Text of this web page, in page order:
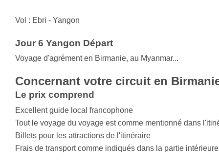
Vol : Ebri - Yangon
Jour 6 Yangon Départ
Voyage d'agrément en Birmanie, au Myanmar...
Concernant votre circuit en
Le prix comprend
Excellent guide local francophone
Tout le voyage du voyage est comme mentionné dans
Billets pour les attractions de l'itinéraire
Frais de transport comme indiqués dans la partie intérieure